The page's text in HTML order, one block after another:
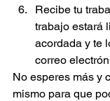
Recibe tu
trabajo estará
acordada y te
correo
No esperes más y
mismo para que